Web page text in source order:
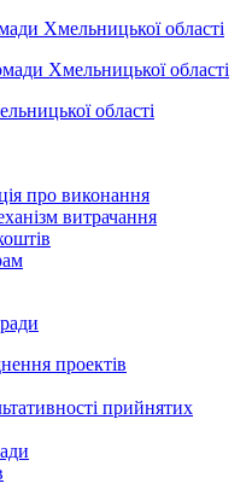
Хмельницької області
Хмельницької області
області
про виконання
витрачання
проектів
прийнятих